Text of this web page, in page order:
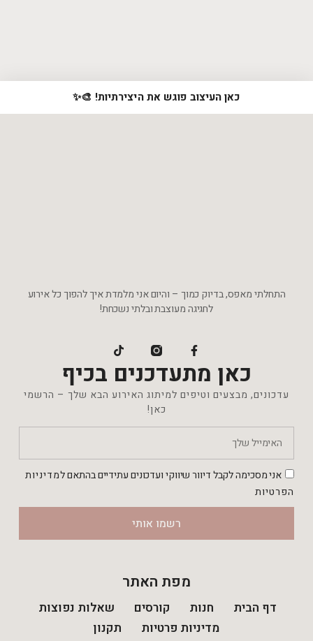
כאן העיצוב פוגש את היצירתיות! 🎨✨
התחלתי מאפס, בדיוק כמוך – והיום אני מלמדת איך להפוך כל אירוע
לחגיגה מעוצבת ובלתי נשכחת!
כאן מתעדכנים בכיף
עדכונים, מבצעים וטיפים למיתוג האירוע הבא שלך – הרשמי
כאן!
אני מסכימה לקבל דיוור שיווקי ועדכונים עתידיים בהתאם למדיניות
הפרטיות
רשמו אותי
מפת האתר
דף הבית חנות קורסים
שאלות נפוצות
מדיניות פרטיות
תקנון